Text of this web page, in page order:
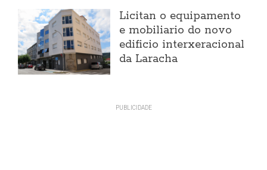
Licitan o equipamento
e mobiliario do novo
edificio interxeracional
da Laracha